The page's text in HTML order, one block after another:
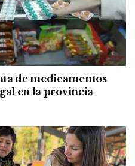
de medicamentos
en la provincia